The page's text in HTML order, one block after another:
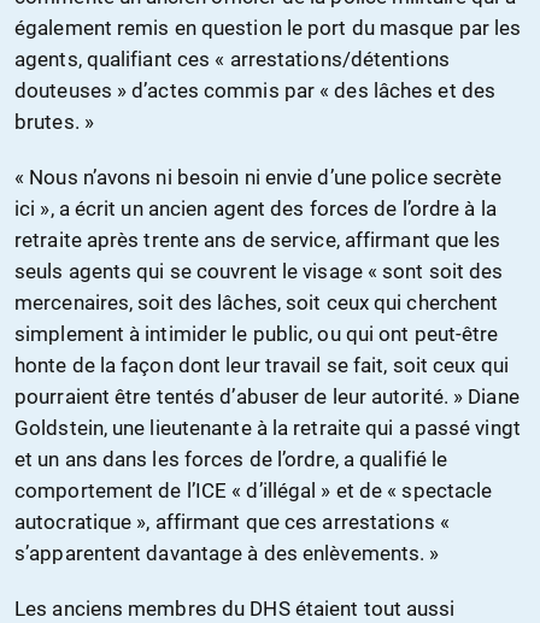
également remis en question le port du masque par les
agents, qualifiant ces « arrestations/détentions
douteuses » d’actes commis par « des lâches et des
brutes. »
« Nous n’avons ni besoin ni envie d’une police secrète
ici », a écrit un ancien agent des forces de l’ordre à la
retraite après trente ans de service, affirmant que les
seuls agents qui se couvrent le visage « sont soit des
mercenaires, soit des lâches, soit ceux qui cherchent
simplement à intimider le public, ou qui ont peut-être
honte de la façon dont leur travail se fait, soit ceux qui
pourraient être tentés d’abuser de leur autorité. » Diane
Goldstein, une lieutenante à la retraite qui a passé vingt
et un ans dans les forces de l’ordre, a qualifié le
comportement de l’ICE « d’illégal » et de « spectacle
autocratique », affirmant que ces arrestations «
s’apparentent davantage à des enlèvements. »
Les anciens membres du DHS étaient tout aussi